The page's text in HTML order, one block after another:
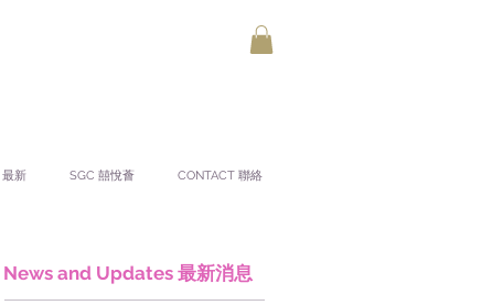
新 SGC 囍悅薈 CONTACT 聯絡
News and Updates 最新消息